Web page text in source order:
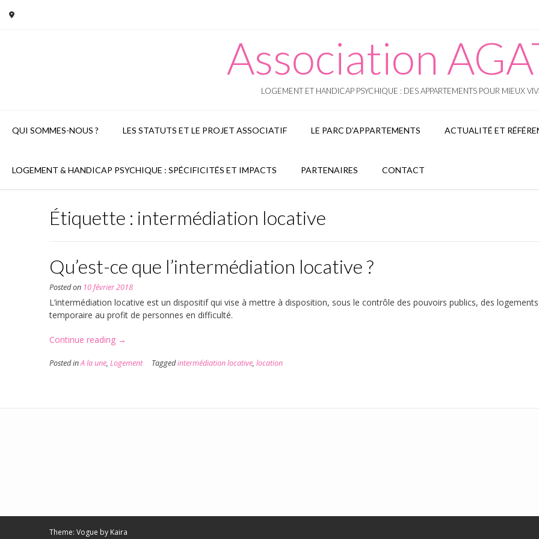
Association
LOGEMENT ET HANDICAP PSYCHIQUE : DES APPARTEMENTS POUR MIEUX
QUI SOMMES-NOUS ? LES STATUTS ET LE PROJET ASSOCIATIF LE PARC D’APPARTEMENTS ACTUALITÉ ET
LOGEMENT & HANDICAP PSYCHIQUE : SPÉCIFICITÉS ET IMPACTS PARTENAIRES CONTACT
Étiquette : intermédiation locative
Qu’est-ce que l’intermédiation locative ?
Posted on 10 février 2018
L’intermédiation locative est un dispositif qui vise à mettre à disposition, sous le contrôle des pouvoirs publics, des
temporaire au profit de personnes en difficulté.
Continue reading « Qu’est-
que
→
Posted inA la une, Logement Taggedintermédiation locative, location
Theme: Vogue by Kaira